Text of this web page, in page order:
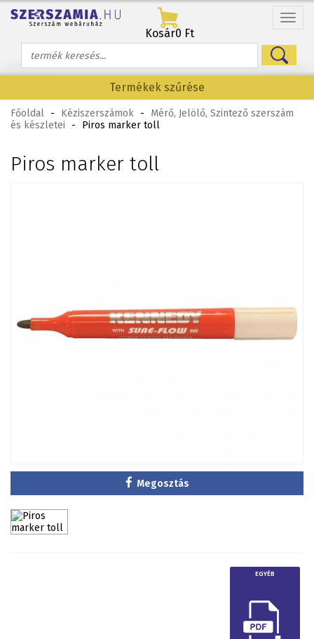
Menü
Kosár0 Ft
Termékek szűrése
Főoldal - Kéziszerszámok -
Mérő, Jelölő, Szintező szerszám
és készletei
- Piros marker toll
Piros marker toll
Megosztás
EGYÉB